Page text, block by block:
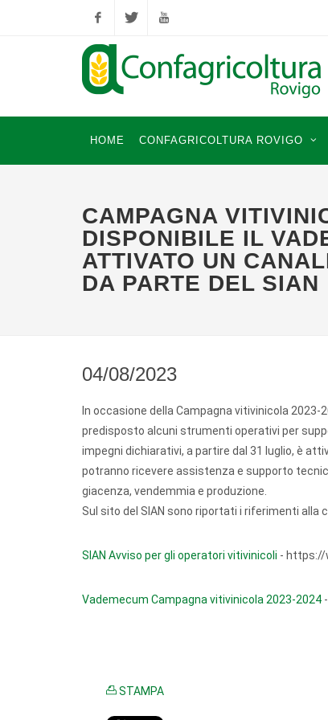
FacebookTwitter YouTube
HOME CONFAGRICOLTURA ROVIGO
CAMPAGNA
DISPONIBILE IL
ATTIVATO UN
DA PARTE DEL SIAN
04/08/2023
In occasione della Campagna vitivinicola
predisposto alcuni strumenti operativi per
impegni dichiarativi, a partire dal 31 luglio, è
potranno ricevere assistenza e supporto
giacenza, vendemmia e produzione.
Sul sito del SIAN sono riportati i riferimenti alla
SIAN Avviso per gli operatori vitivinicoli - https://
Vademecum Campagna vitivinicola 2023-2024
STAMPA